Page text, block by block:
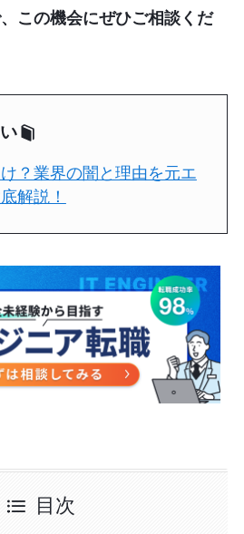
この機会にぜひご相談くだ
？業界の闇と理由を元エ
解説！
目次